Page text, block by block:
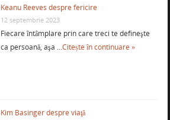
Keanu Reeves despre fericire
12 septembrie 2023
Fiecare întâmplare prin care treci te defineşte
ca persoană, aşa …Citește în continuare »
Kim Basinger despre viaţă